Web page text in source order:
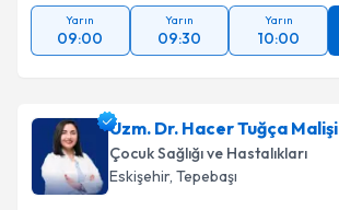
Yarın
09:00
Yarın
09:30
Yarın
10:00
Uzm. Dr. Hacer Tuğça Malişi
Çocuk Sağlığı ve Hastalıkları
Eskişehir, Tepebaşı